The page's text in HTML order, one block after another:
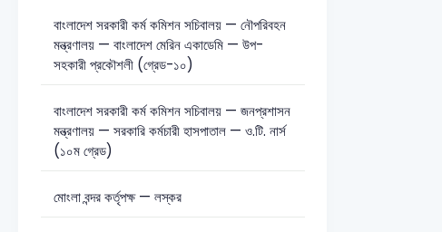
বাংলাদেশ সরকারী কর্ম কমিশন সচিবালয় — নৌপরিবহন
মন্ত্রণালয় — বাংলাদেশ মেরিন একাডেমি — উপ-
সহকারী প্রকৌশলী (গ্রেড-১০)
বাংলাদেশ সরকারী কর্ম কমিশন সচিবালয় — জনপ্রশাসন
মন্ত্রণালয় — সরকারি কর্মচারী হাসপাতাল — ও.টি. নার্স
(১০ম গ্রেড)
মোংলা বন্দর কর্তৃপক্ষ — লস্কর